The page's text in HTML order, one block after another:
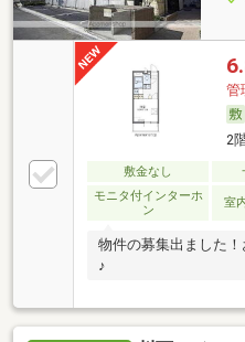
管
2
敷金なし
モニタ付インターホ
ン
室
物件の募集出ました
♪